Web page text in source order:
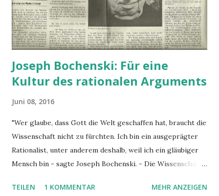
Joseph Bochenski: Für eine
Kultur des rationalen Arguments
Juni 08, 2016
"Wer glaube, dass Gott die Welt geschaffen hat, braucht die
Wissenschaft nicht zu fürchten. Ich bin ein ausgeprägter
Rationalist, unter anderem deshalb, weil ich ein gläubiger
Mensch bin - sagte Joseph Bochenski. - Die Wissenschaft
dem Sprichwort von Whitehead, dass „ein Widerspruch
TEILEN 1 KOMMENTAR MEHR ANZEIGEN